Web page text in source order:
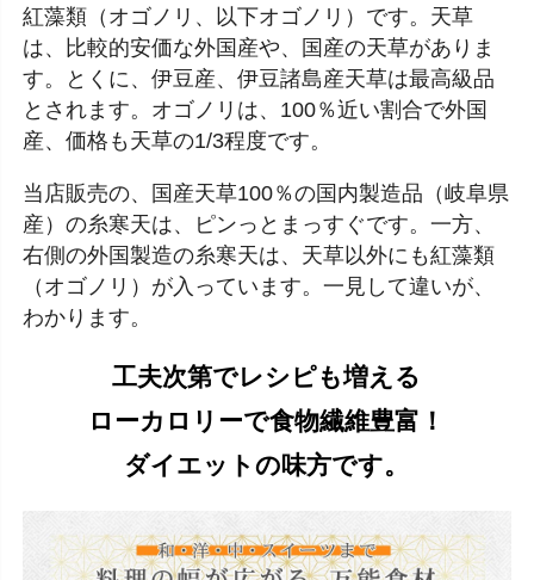
紅藻類（オゴノリ、以下オゴノリ）です。天草
は、比較的安価な外国産や、国産の天草がありま
す。とくに、伊豆産、伊豆諸島産天草は最高級品
とされます。オゴノリは、100％近い割合で外国
産、価格も天草の1/3程度です。
当店販売の、国産天草100％の国内製造品（岐阜県
産）の糸寒天は、ピンっとまっすぐです。一方、
右側の外国製造の糸寒天は、天草以外にも紅藻類
（オゴノリ）が入っています。一見して違いが、
わかります。
工夫次第でレシピも増える
ローカロリーで食物繊維豊富！
ダイエットの味方です。